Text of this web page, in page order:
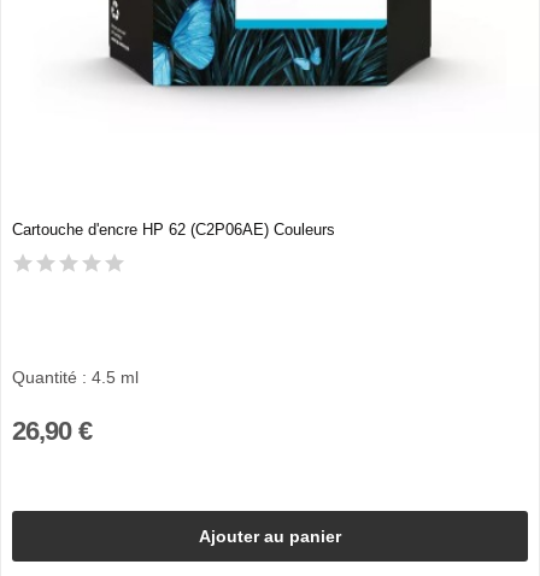
Cartouche d'encre HP 62 (C2P06AE) Couleurs
Quantité : 4.5 ml
26,90 €
Ajouter au panier